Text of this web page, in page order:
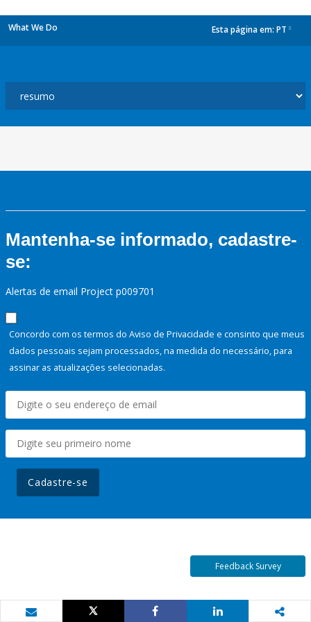
What We Do Esta página em: PT
Mantenha-se informado, cadastre-
se:
Alertas de email Project p009701
Concordo com os termos do Aviso de Privacidade e consinto que meus
dados pessoais sejam processados, na medida do necessário, para
assinar as atualizações selecionadas.
Cadastre-se
Feedback Survey